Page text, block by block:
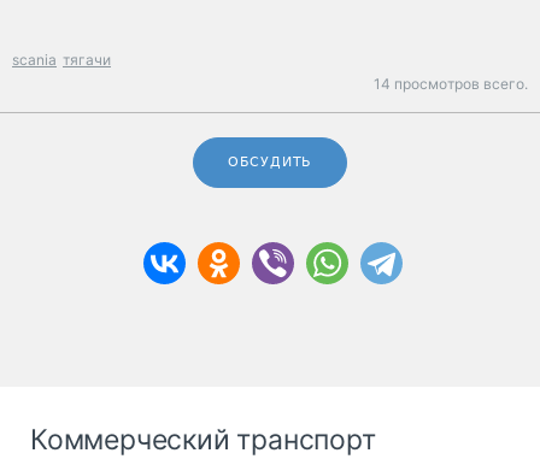
scania тягачи
14 просмотров всего.
ОБСУДИТЬ
Коммерческий транспорт